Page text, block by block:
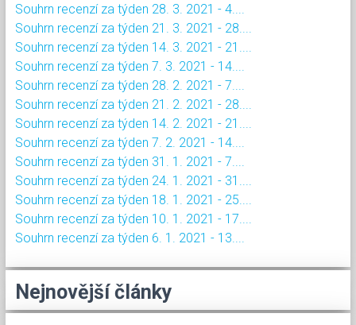
Souhrn recenzí za týden 28. 3. 2021 - 4....
Souhrn recenzí za týden 21. 3. 2021 - 28....
Souhrn recenzí za týden 14. 3. 2021 - 21....
Souhrn recenzí za týden 7. 3. 2021 - 14....
Souhrn recenzí za týden 28. 2. 2021 - 7....
Souhrn recenzí za týden 21. 2. 2021 - 28....
Souhrn recenzí za týden 14. 2. 2021 - 21....
Souhrn recenzí za týden 7. 2. 2021 - 14....
Souhrn recenzí za týden 31. 1. 2021 - 7....
Souhrn recenzí za týden 24. 1. 2021 - 31....
Souhrn recenzí za týden 18. 1. 2021 - 25....
Souhrn recenzí za týden 10. 1. 2021 - 17....
Souhrn recenzí za týden 6. 1. 2021 - 13....
Nejnovější články